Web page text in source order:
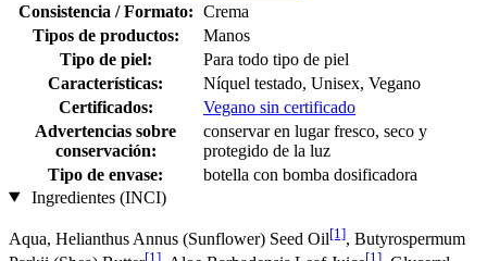
Consistencia / Formato: Crema
Tipos de productos:
Manos
Tipo de piel:
Para todo tipo de piel
Características:
Níquel testado, Unisex, Vegano
Certificados:
Vegano sin certificado
Advertencias sobre
conservación:
conservar en lugar fresco, seco y
protegido de la luz
Tipo de envase:
botella con bomba dosificadora
Ingredientes (INCI)
Aqua, Helianthus Annus (Sunflower) Seed Oil[1], Butyrospermum
[1] [1]